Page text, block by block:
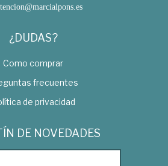
¿DUDAS?
Como comprar
frecuentes
de privacidad
DE NOVEDADES